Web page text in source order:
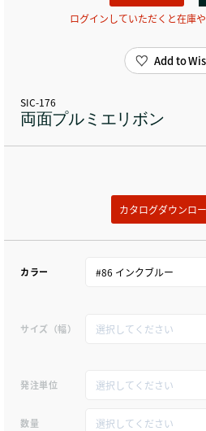
ログインしていただくと在庫
SIC-176
両面プルミエリボン
カタログダウンロ
カラー
サイズ（幅）
発注単位
数量
Add to